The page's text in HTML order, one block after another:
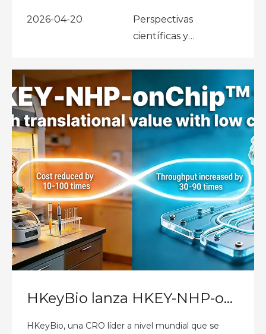
2026-04-20
Perspectivas
científicas y
HKeyBio lanza HKEY-NHP-onChip™ 1.1: el primer modelo in vitro de NHP del mundo para enfermedades autoinmunes y alérgicas
HKeyBio, una CRO líder a nivel mundial que se